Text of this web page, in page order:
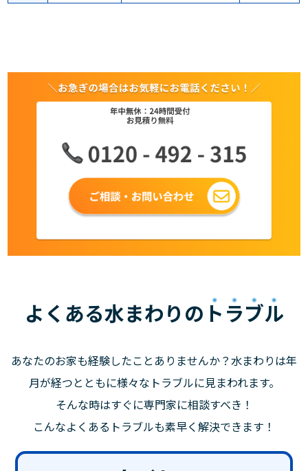
よくある水まわりの トラブル
あなたのお家も経験したことありませんか？水まわりは年
月が経つとともに様々なトラブルに見まわれます。
そんな時はすぐに専門家に相談すべき！
こんなよくあるトラブルも素早く解決できます！